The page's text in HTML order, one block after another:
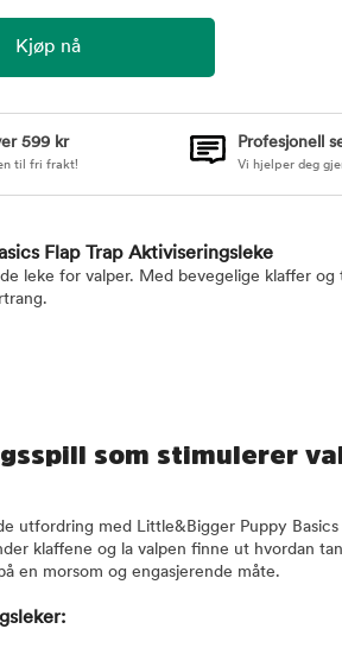
599 kr
til fri frakt!
Profesjonell
Vi hjelper deg
Flap Trap Aktiviseringsleke
leke for valper. Med bevegelige klaffer
som stimulerer
utfordring med Little&Bigger Puppy Basics
klaffene og la valpen finne ut hvordan
en morsom og engasjerende måte.